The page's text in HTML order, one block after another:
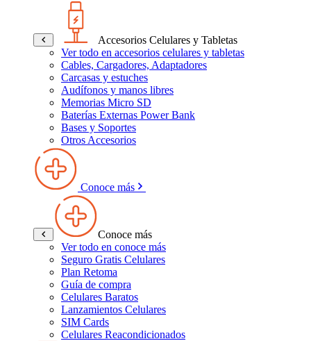
Accesorios Celulares y Tabletas
Ver todo en accesorios celulares y tabletas
Cables, Cargadores, Adaptadores
Carcasas y estuches
Audífonos y manos libres
Memorias Micro SD
Baterías Externas Power Bank
Bases y Soportes
Otros Accesorios
Conoce más
Conoce más
Ver todo en conoce más
Seguro Gratis Celulares
Plan Retoma
Guía de compra
Celulares Baratos
Lanzamientos Celulares
SIM Cards
Celulares Reacondicionados